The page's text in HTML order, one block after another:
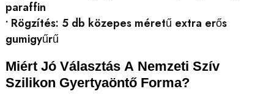
paraffin
• Rögzítés: 5 db közepes méretű extra erős
gumigyűrű
Miért Jó Választás A Nemzeti Szív
Szilikon Gyertyaöntő Forma?